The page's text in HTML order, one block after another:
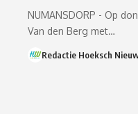
NUMANSDORP - Op
Van den Berg met…
Redactie Hoeksch